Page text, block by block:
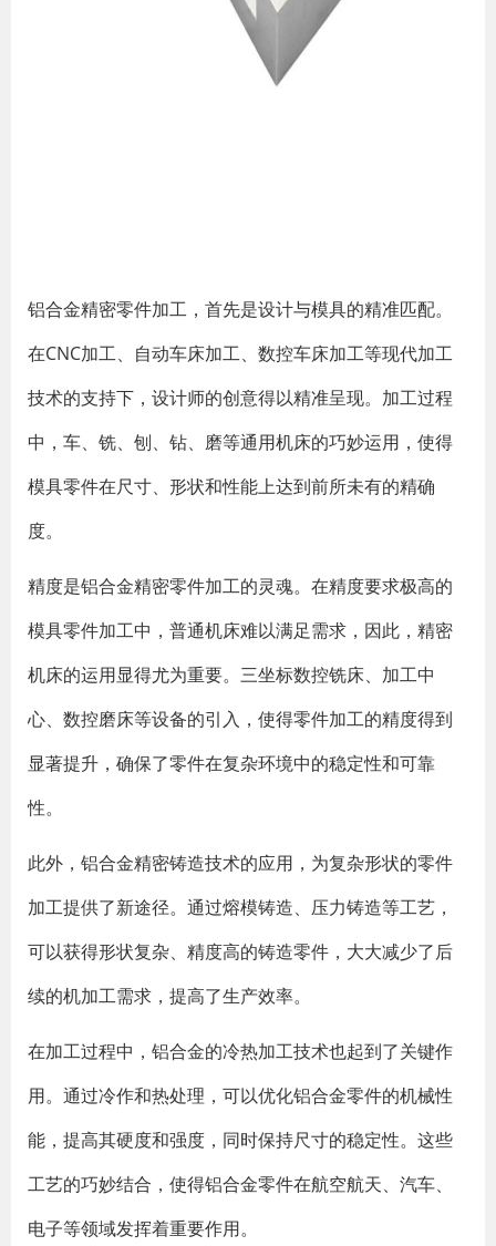
铝合金精密零件加工，首先是设计与模具的精准匹配。
在CNC加工、自动车床加工、数控车床加工等现代加工
技术的支持下，设计师的创意得以精准呈现。加工过程
中，车、铣、刨、钻、磨等通用机床的巧妙运用，使得
模具零件在尺寸、形状和性能上达到前所未有的精确
度。
精度是铝合金精密零件加工的灵魂。在精度要求极高的
模具零件加工中，普通机床难以满足需求，因此，精密
机床的运用显得尤为重要。三坐标数控铣床、加工中
心、数控磨床等设备的引入，使得零件加工的精度得到
显著提升，确保了零件在复杂环境中的稳定性和可靠
性。
此外，铝合金精密铸造技术的应用，为复杂形状的零件
加工提供了新途径。通过熔模铸造、压力铸造等工艺，
可以获得形状复杂、精度高的铸造零件，大大减少了后
续的机加工需求，提高了生产效率。
在加工过程中，铝合金的冷热加工技术也起到了关键作
用。通过冷作和热处理，可以优化铝合金零件的机械性
能，提高其硬度和强度，同时保持尺寸的稳定性。这些
工艺的巧妙结合，使得铝合金零件在航空航天、汽车、
电子等领域发挥着重要作用。